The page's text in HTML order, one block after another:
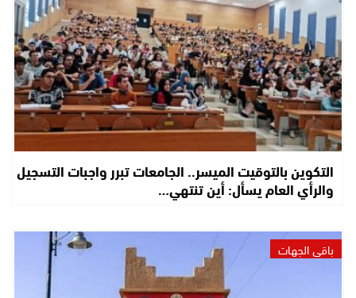
التكوين بالتوقيت الميسر.. الجامعات تبرر واجبات التسجيل
والرأي العام يسأل: أين تنتهي…
باقي الجهات